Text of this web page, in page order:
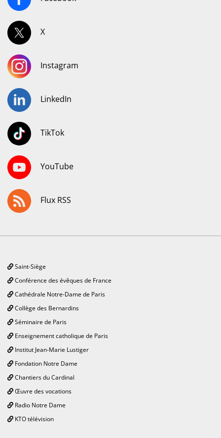
X
Instagram
LinkedIn
TikTok
YouTube
Flux RSS
Saint-Siège
Conférence des évêques de France
Cathédrale Notre-Dame de Paris
Collège des Bernardins
Séminaire de Paris
Enseignement catholique de Paris
Institut Jean-Marie Lustiger
Fondation Notre Dame
Chantiers du Cardinal
Œuvre des vocations
Radio Notre Dame
KTO télévision